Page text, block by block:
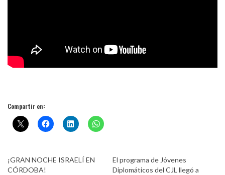
Compartir en:
¡GRAN NOCHE ISRAELÍ EN
CÓRDOBA!
El programa de Jóvenes
Diplomáticos del CJL llegó a